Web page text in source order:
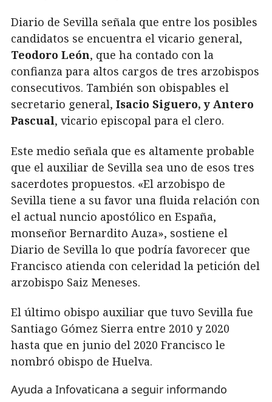
Diario de Sevilla señala que entre los posibles
candidatos se encuentra el vicario general,
Teodoro León, que ha contado con la
confianza para altos cargos de tres arzobispos
consecutivos. También son obispables el
secretario general, Isacio Siguero, y Antero
Pascual, vicario episcopal para el clero.
Este medio señala que es altamente probable
que el auxiliar de Sevilla sea uno de esos tres
sacerdotes propuestos. «El arzobispo de
Sevilla tiene a su favor una fluida relación con
el actual nuncio apostólico en España,
monseñor Bernardito Auza», sostiene el
Diario de Sevilla lo que podría favorecer que
Francisco atienda con celeridad la petición del
arzobispo Saiz Meneses.
El último obispo auxiliar que tuvo Sevilla fue
Santiago Gómez Sierra entre 2010 y 2020
hasta que en junio del 2020 Francisco le
nombró obispo de Huelva.
Ayuda a Infovaticana a seguir informando